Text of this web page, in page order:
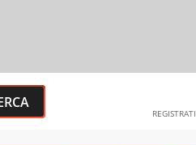
REGISTRATI